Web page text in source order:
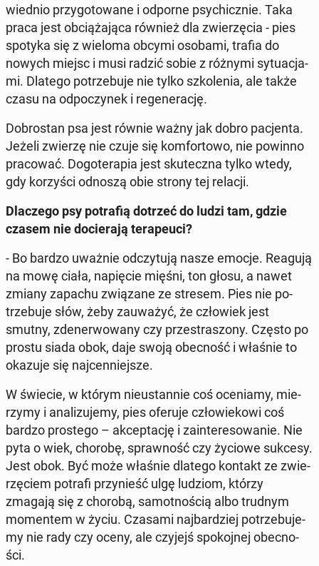
wied­nio przy­go­to­wa­ne i odporne psy­chicz­nie. Taka
praca jest ob­cią­ża­ją­ca również dla zwie­rzę­cia - pies
spotyka się z wieloma obcymi osobami, trafia do
nowych miejsc i musi radzić sobie z różnymi sy­tu­acja­
mi. Dlatego po­trze­bu­je nie tylko szko­le­nia, ale także
czasu na od­po­czy­nek i re­ge­ne­ra­cję.
Do­bro­stan psa jest równie ważny jak dobro pa­cjen­ta.
Jeżeli zwierzę nie czuje się kom­for­to­wo, nie powinno
pra­co­wać. Do­go­te­ra­pia jest sku­tecz­na tylko wtedy,
gdy ko­rzy­ści odnoszą obie strony tej relacji.
Dla­cze­go psy po­tra­fią dotrzeć do ludzi tam, gdzie
czasem nie do­cie­ra­ją te­ra­peu­ci?
- Bo bardzo uważnie od­czy­tu­ją nasze emocje. Reagują
na mowę ciała, na­pię­cie mięśni, ton głosu, a nawet
zmiany zapachu zwią­za­ne ze stresem. Pies nie po­
trze­bu­je słów, żeby za­uwa­żyć, że czło­wiek jest
smutny, zde­ner­wo­wa­ny czy prze­stra­szo­ny. Często po
prostu siada obok, daje swoją obec­ność i właśnie to
okazuje się naj­cen­niej­sze.
W świecie, w którym nie­ustan­nie coś oce­nia­my, mie­
rzy­my i ana­li­zu­je­my, pies oferuje czło­wie­ko­wi coś
bardzo pro­ste­go – ak­cep­ta­cję i za­in­te­re­so­wa­nie. Nie
pyta o wiek, chorobę, spraw­ność czy życiowe sukcesy.
Jest obok. Być może właśnie dlatego kontakt ze zwie­
rzę­ciem potrafi przy­nieść ulgę ludziom, którzy
zmagają się z chorobą, sa­mot­no­ścią albo trudnym
mo­men­tem w życiu. Czasami naj­bar­dziej po­trze­bu­je­
my nie rady czy oceny, ale czyjejś spo­koj­nej obec­no­
ści.